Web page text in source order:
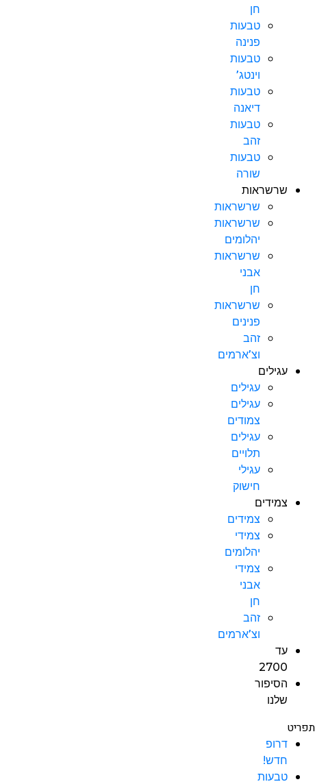
חן
טבעות
פנינה
טבעות
וינטג’
טבעות
דיאנה
טבעות
זהב
טבעות
שורה
שרשראות
שרשראות
שרשראות
יהלומים
שרשראות
אבני
חן
שרשראות
פנינים
זהב
וצ’ארמים
עגילים
עגילים
עגילים
צמודים
עגילים
תלויים
עגילי
חישוק
צמידים
צמידים
צמידי
יהלומים
צמידי
אבני
חן
זהב
וצ’ארמים
עד
2700
הסיפור
שלנו
תפריט
דרופ
חדש!
טבעות